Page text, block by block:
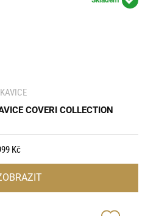
COVERI COLLECTION
Kč